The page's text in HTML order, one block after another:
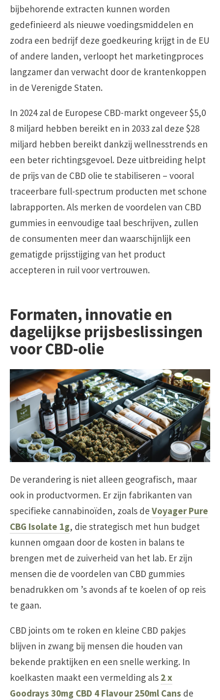
bijbehorende extracten kunnen worden
gedefinieerd als nieuwe voedingsmiddelen en
zodra een bedrijf deze goedkeuring krijgt in de EU
of andere landen, verloopt het marketingproces
langzamer dan verwacht door de krantenkoppen
in de Verenigde Staten.
In 2024 zal de Europese CBD-markt ongeveer $5,0
8 miljard hebben bereikt en in 2033 zal deze $28
miljard hebben bereikt dankzij wellnesstrends en
een beter richtingsgevoel. Deze uitbreiding helpt
de prijs van de CBD olie te stabiliseren – vooral
traceerbare full-spectrum producten met schone
labrapporten. Als merken de voordelen van CBD
gummies in eenvoudige taal beschrijven, zullen
de consumenten meer dan waarschijnlijk een
gematigde prijsstijging van het product
accepteren in ruil voor vertrouwen.
Formaten, innovatie en
dagelijkse prijsbeslissingen
voor CBD-olie
De verandering is niet alleen geografisch, maar
ook in productvormen. Er zijn fabrikanten van
specifieke cannabinoïden, zoals de Voyager Pure
CBG Isolate 1g, die strategisch met hun budget
kunnen omgaan door de kosten in balans te
brengen met de zuiverheid van het lab. Er zijn
mensen die de voordelen van CBD gummies
benadrukken om ’s avonds af te koelen of op reis
te gaan.
CBD joints om te roken en kleine CBD pakjes
blijven in zwang bij mensen die houden van
bekende praktijken en een snelle werking. In
koelkasten maakt een vermelding als 2 x
Goodrays 30mg CBD 4 Flavour 250ml Cans de